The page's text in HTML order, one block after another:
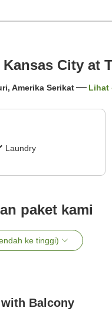
City at
Amerika Serikat Lihat
Laundry
paket kami
ke tinggi)
Balcony